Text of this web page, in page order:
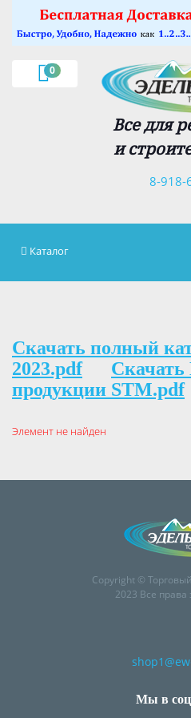
0
Все для
и
8-918-
Каталог
Скачать полный
2023.pdf
Скачать
продукции STM.pdf
Элемент не найден
Copyright ©
2023 Все
Мы в